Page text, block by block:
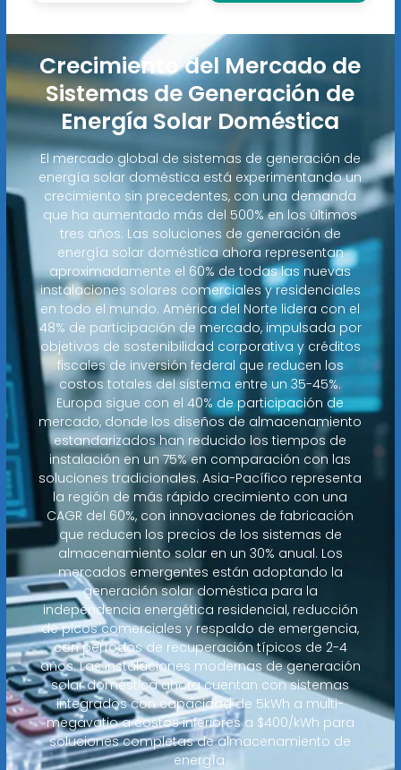
Crecimiento del Mercado de
Sistemas de Generación de
Energía Solar Doméstica
El mercado global de sistemas de generación de
energía solar doméstica está experimentando un
crecimiento sin precedentes, con una demanda
que ha aumentado más del 500% en los últimos
tres años. Las soluciones de generación de
energía solar doméstica ahora representan
aproximadamente el 60% de todas las nuevas
instalaciones solares comerciales y residenciales
en todo el mundo. América del Norte lidera con el
48% de participación de mercado, impulsada por
objetivos de sostenibilidad corporativa y créditos
fiscales de inversión federal que reducen los
costos totales del sistema entre un 35-45%.
Europa sigue con el 40% de participación de
mercado, donde los diseños de almacenamiento
estandarizados han reducido los tiempos de
instalación en un 75% en comparación con las
soluciones tradicionales. Asia-Pacífico representa
la región de más rápido crecimiento con una
CAGR del 60%, con innovaciones de fabricación
que reducen los precios de los sistemas de
almacenamiento solar en un 30% anual. Los
mercados emergentes están adoptando la
generación solar doméstica para la
independencia energética residencial, reducción
de picos comerciales y respaldo de emergencia,
con períodos de recuperación típicos de 2-4
años. Las instalaciones modernas de generación
solar doméstica ahora cuentan con sistemas
integrados con capacidad de 5kWh a multi-
megavatio a costos inferiores a $400/kWh para
soluciones completas de almacenamiento de
energía.